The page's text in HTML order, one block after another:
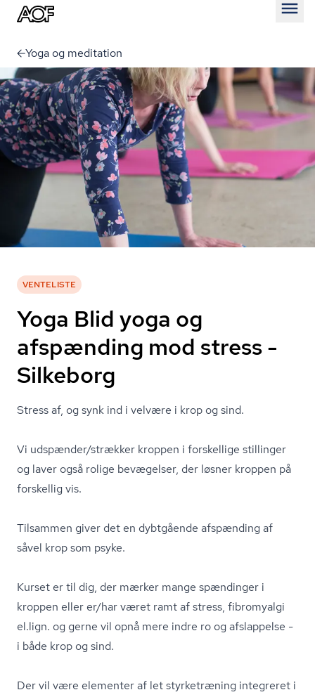
Yoga og meditation
VENTELISTE
Yoga Blid yoga og
afspænding mod stress -
Silkeborg
Stress af, og synk ind i velvære i krop og sind.
Vi udspænder/strækker kroppen i forskellige stillinger
og laver også rolige bevægelser, der løsner kroppen på
forskellig vis.
Tilsammen giver det en dybtgående afspænding af
såvel krop som psyke.
Kurset er til dig, der mærker mange spændinger i
kroppen eller er/har været ramt af stress, fibromyalgi
el.lign. og gerne vil opnå mere indre ro og afslappelse -
i både krop og sind.
Der vil være elementer af let styrketræning integreret i